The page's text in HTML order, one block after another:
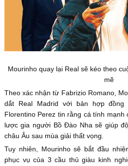
Mourinho quay lại Real sẽ kéo theo
mẽ
Theo xác nhận từ Fabrizio Romano,
dắt Real Madrid với bản hợp
Florentino Perez tin rằng cá tính mạnh
lược gia người Bồ Đào Nha sẽ giúp
châu Âu sau mùa giải thất vọng.
Tuy nhiên, Mourinho sẽ bắt đầu
phục vụ của 3 cầu thủ giàu kinh